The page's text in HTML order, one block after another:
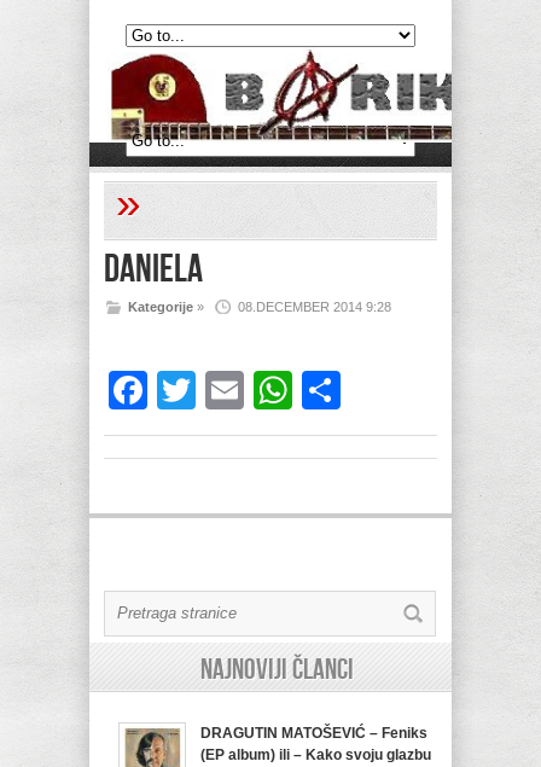
»
DANIELA
08.DECEMBER 2014 9:28
Kategorije »
Facebook
Twitter
EmailWhatsApp
Najnoviji članci
DRAGUTIN MATOŠEVIĆ – Feniks
(EP album) ili – Kako svoju glazbu